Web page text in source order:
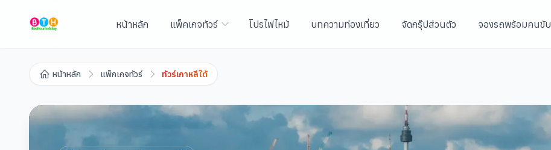
หน้าหลัก แพ็คเกจทัวร์ โปรไฟไหม้ บทความท่องเที่ยว จัดกรุ๊ปส่วนตัว จองรถพร้อมคนขับ
หน้าหลัก แพ็กเกจทัวร์ ทัวร์เกาหลีใต้